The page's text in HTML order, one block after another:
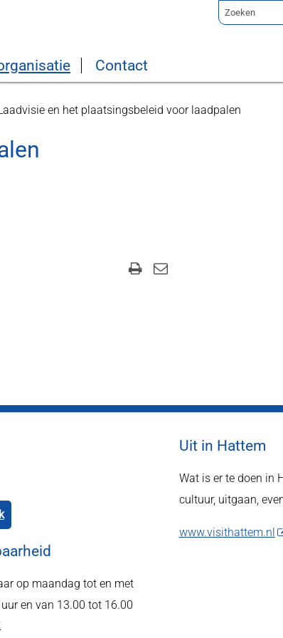
Contact
en het plaatsingsbeleid voor laadpalen
op maandag tot en met
en van 13.00 tot 16.00
Uit in Hattem
Wat is er te doen in
cultuur, uitgaan,
www.visithattem.nl